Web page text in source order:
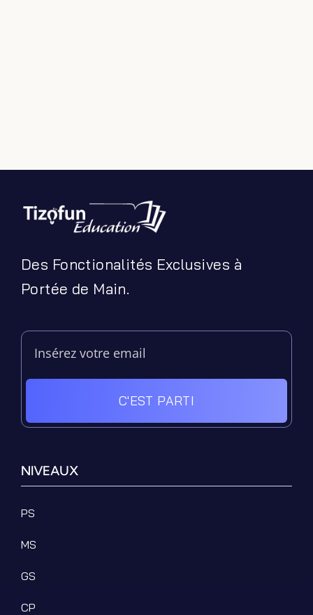
Des Fonctionalités Exclusives à
Portée de Main.
C'EST PARTI
NIVEAUX
PS
MS
GS
CP
Filter by Custom Post Type
Leçons
Podcasts